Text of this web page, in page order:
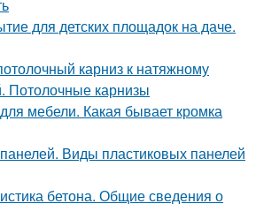
для детских площадок на даче.
карниз к натяжному
Потолочные карнизы
мебели. Какая бывает кромка
Виды пластиковых панелей
бетона. Общие сведения о